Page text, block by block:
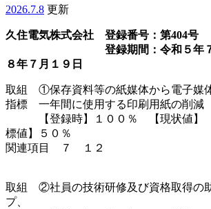
2026.7.8 更新
久住電気株式会社 登録番号：第404号
登録期間：令和５年７月２
８年７月１９日
取組 ①保存資料等の紙媒体から電子媒
指標 一年間に使用する印刷用紙の削減
【登録時】１００％ 【現状値】
標値】５０％
関連項目 ７ １２
取組 ②社員の技術研修及び資格取得の
プ、